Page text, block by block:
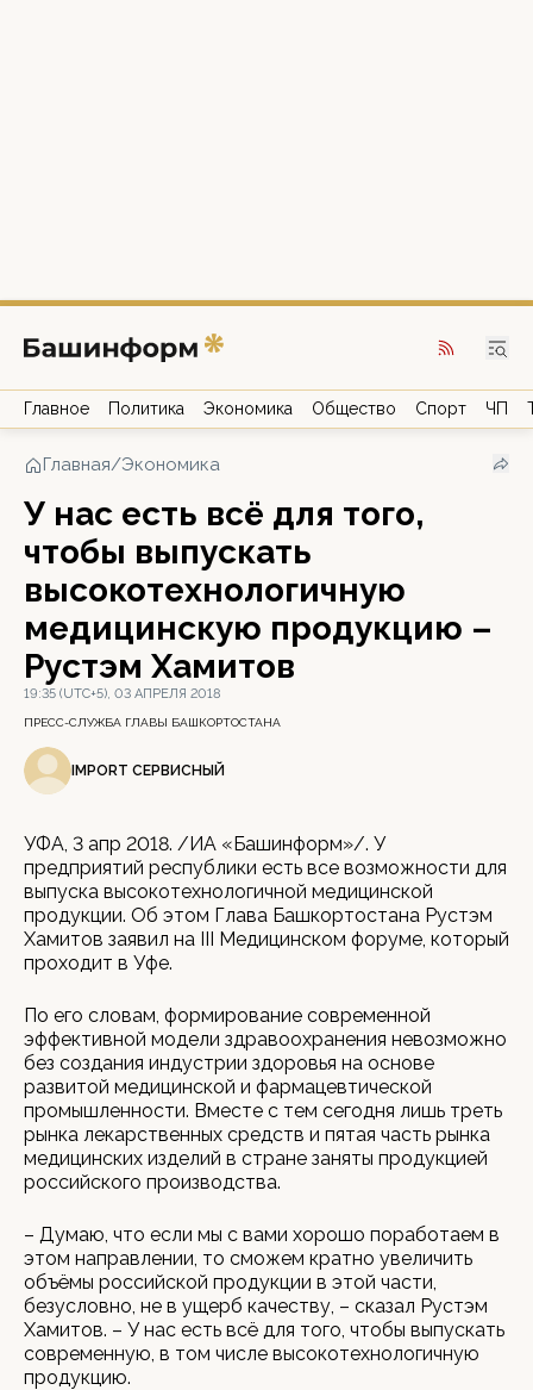
Главное Политика Экономика Общество Спорт ЧП
Главная/Экономика
У нас есть всё для того,
чтобы выпускать
высокотехнологичную
медицинскую продукцию –
Рустэм Хамитов
19:35 (UTC+5), 03 АПРЕЛЯ 2018
ПРЕСС-СЛУЖБА ГЛАВЫ БАШКОРТОСТАНА
IMPORT СЕРВИСНЫЙ
УФА, 3 апр 2018. /ИА «Башинформ»/. У
предприятий республики есть все возможности для
выпуска высокотехнологичной медицинской
продукции. Об этом Глава Башкортостана Рустэм
Хамитов заявил на III Медицинском форуме, который
проходит в Уфе.
По его словам, формирование современной
эффективной модели здравоохранения невозможно
без создания индустрии здоровья на основе
развитой медицинской и фармацевтической
промышленности. Вместе с тем сегодня лишь треть
рынка лекарственных средств и пятая часть рынка
медицинских изделий в стране заняты продукцией
российского производства.
– Думаю, что если мы с вами хорошо поработаем в
этом направлении, то сможем кратно увеличить
объёмы российской продукции в этой части,
безусловно, не в ущерб качеству, – сказал Рустэм
Хамитов. – У нас есть всё для того, чтобы выпускать
современную, в том числе высокотехнологичную
продукцию.